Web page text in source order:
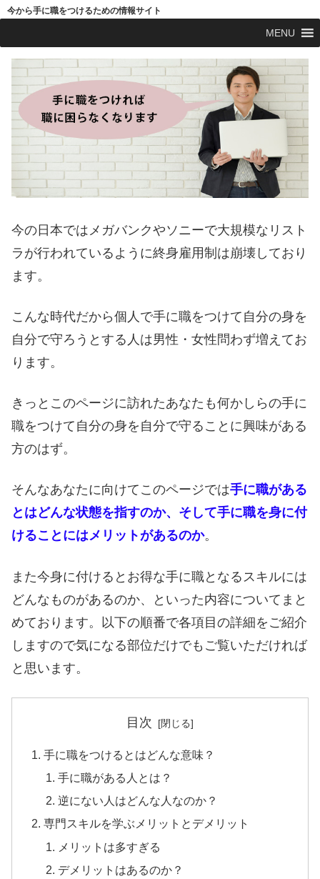
今から手に職をつけるための情報サイト
MENU
今の日本ではメガバンクやソニーで大規模なリスト
ラが行われているように終身雇用制は崩壊しており
ます。
こんな時代だから個人で手に職をつけて自分の身を
自分で守ろうとする人は男性・女性問わず増えてお
ります。
きっとこのページに訪れたあなたも何かしらの手に
職をつけて自分の身を自分で守ることに興味がある
方のはず。
そんなあなたに向けてこのページでは手に職がある
とはどんな状態を指すのか、そして手に職を身に付
けることにはメリットがあるのか。
また今身に付けるとお得な手に職となるスキルには
どんなものがあるのか、といった内容についてまと
めております。以下の順番で各項目の詳細をご紹介
しますので気になる部位だけでもご覧いただければ
と思います。
目次
手に職をつけるとはどんな意味？
手に職がある人とは？
逆にない人はどんな人なのか？
専門スキルを学ぶメリットとデメリット
メリットは多すぎる
デメリットはあるのか？